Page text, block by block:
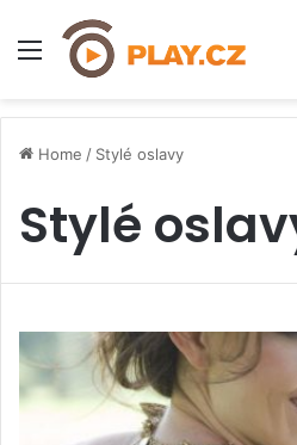
Menu
Home / Stylé oslavy
Stylé